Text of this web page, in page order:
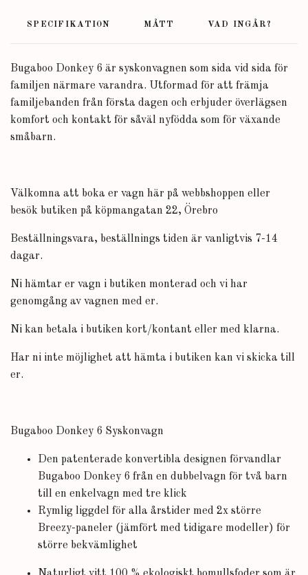
SPECIFIKATION MÅTT VAD INGÅR?
Bugaboo Donkey 6 är syskonvagnen som sida vid sida för
familjen närmare varandra. Utformad för att främja
familjebanden från första dagen och erbjuder överlägsen
komfort och kontakt för såväl nyfödda som för växande
småbarn.
Välkomna att boka er vagn här på webbshoppen eller
besök butiken på köpmangatan 22, Örebro
Beställningsvara, beställnings tiden är vanligtvis 7-14
dagar.
Ni hämtar er vagn i butiken monterad och vi har
genomgång av vagnen med er.
Ni kan betala i butiken kort/kontant eller med klarna.
Har ni inte möjlighet att hämta i butiken kan vi skicka till
er.
Bugaboo Donkey 6 Syskonvagn
Den patenterade konvertibla designen förvandlar
Bugaboo Donkey 6 från en dubbelvagn för två barn
till en enkelvagn med tre klick
Rymlig liggdel för alla årstider med 2x större
Breezy-paneler (jämfört med tidigare modeller) för
större bekvämlighet